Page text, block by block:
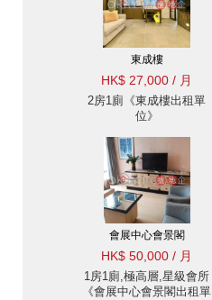
東成樓
HK$ 27,000 / 月
2房1廁《東成樓出租單
位》
會展中心會景閣
HK$ 50,000 / 月
1房1廁,極高層,星級會所
《會展中心會景閣出租單